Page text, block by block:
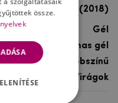
Huawei Y5 (2018)
Gél
rugalmas gél
többszínű
Virágok
össze.